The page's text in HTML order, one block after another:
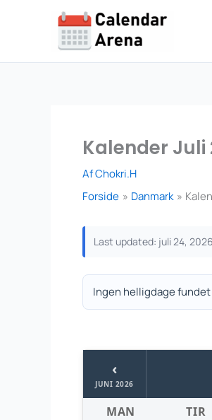
Kalender Juli
AfChokri.H
Forside
Danmark
Last updated: juli 24, 2026
Ingen helligdage fundet
‹
JUNI 2026
MAN TIR